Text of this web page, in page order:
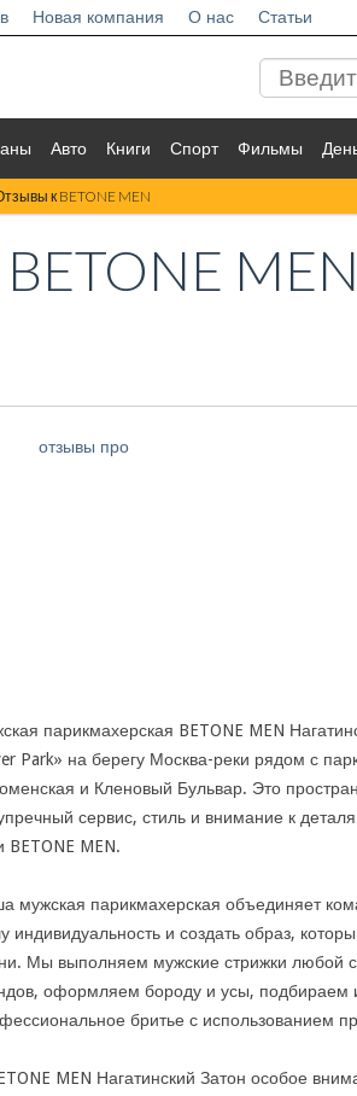
Новая компания О нас Статьи
Авто Книги Спорт Фильмы
к BETONE MEN
BETONE MEN
парикмахерская BETONE MEN
Park» на берегу Москва-реки рядом с
и Кленовый Бульвар. Это
сервис, стиль и внимание к
BETONE MEN.
мужская парикмахерская объединяет
индивидуальность и создать образ,
Мы выполняем мужские стрижки любой
оформляем бороду и усы,
бритье с использованием
MEN Нагатинский Затон особое